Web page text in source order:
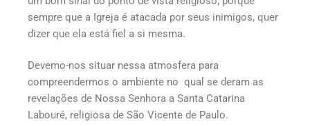
sempre que a Igreja é atacada por seus inimigos, quer
dizer que ela está fiel a si mesma.
Devemo-nos situar nessa atmosfera para
compreendermos o ambiente no qual se deram as
revelações de Nossa Senhora a Santa Catarina
Labouré, religiosa de São Vicente de Paulo.